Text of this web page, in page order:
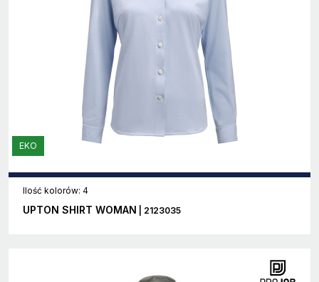
EKO
Ilość kolorów: 4
UPTON SHIRT WOMAN | 2123035